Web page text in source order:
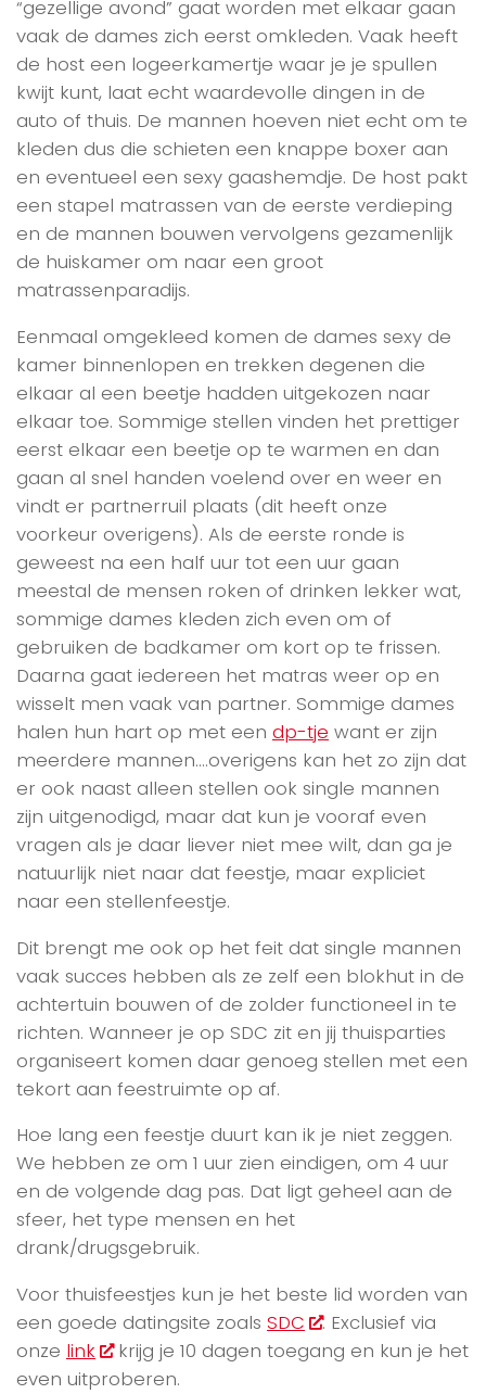
“gezellige avond” gaat worden met elkaar gaan
vaak de dames zich eerst omkleden. Vaak heeft
de host een logeerkamertje waar je je spullen
kwijt kunt, laat echt waardevolle dingen in de
auto of thuis. De mannen hoeven niet echt om te
kleden dus die schieten een knappe boxer aan
en eventueel een sexy gaashemdje. De host pakt
een stapel matrassen van de eerste verdieping
en de mannen bouwen vervolgens gezamenlijk
de huiskamer om naar een groot
matrassenparadijs.
Eenmaal omgekleed komen de dames sexy de
kamer binnenlopen en trekken degenen die
elkaar al een beetje hadden uitgekozen naar
elkaar toe. Sommige stellen vinden het prettiger
eerst elkaar een beetje op te warmen en dan
gaan al snel handen voelend over en weer en
vindt er partnerruil plaats (dit heeft onze
voorkeur overigens). Als de eerste ronde is
geweest na een half uur tot een uur gaan
meestal de mensen roken of drinken lekker wat,
sommige dames kleden zich even om of
gebruiken de badkamer om kort op te frissen.
Daarna gaat iedereen het matras weer op en
wisselt men vaak van partner. Sommige dames
halen hun hart op met een dp-tje want er zijn
meerdere mannen….overigens kan het zo zijn dat
er ook naast alleen stellen ook single mannen
zijn uitgenodigd, maar dat kun je vooraf even
vragen als je daar liever niet mee wilt, dan ga je
natuurlijk niet naar dat feestje, maar expliciet
naar een stellenfeestje.
Dit brengt me ook op het feit dat single mannen
vaak succes hebben als ze zelf een blokhut in de
achtertuin bouwen of de zolder functioneel in te
richten. Wanneer je op SDC zit en jij thuisparties
organiseert komen daar genoeg stellen met een
tekort aan feestruimte op af.
Hoe lang een feestje duurt kan ik je niet zeggen.
We hebben ze om 1 uur zien eindigen, om 4 uur
en de volgende dag pas. Dat ligt geheel aan de
sfeer, het type mensen en het
drank/drugsgebruik.
Voor thuisfeestjes kun je het beste lid worden van
een goede datingsite zoals SDC
. Exclusief via
onze link
krijg je 10 dagen toegang en kun je het
even uitproberen.